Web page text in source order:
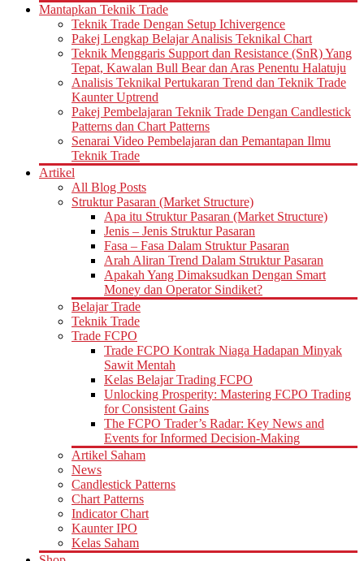
Mantapkan Teknik Trade
Teknik Trade Dengan Setup Ichivergence
Pakej Lengkap Belajar Analisis Teknikal Chart
Teknik Menggaris Support dan Resistance (SnR) Yang
Tepat, Kawalan Bull Bear dan Aras Penentu Halatuju
Analisis Teknikal Pertukaran Trend dan Teknik Trade
Kaunter Uptrend
Pakej Pembelajaran Teknik Trade Dengan Candlestick
Patterns dan Chart Patterns
Senarai Video Pembelajaran dan Pemantapan Ilmu
Teknik Trade
Artikel
All Blog Posts
Struktur Pasaran (Market Structure)
Apa itu Struktur Pasaran (Market Structure)
Jenis – Jenis Struktur Pasaran
Fasa – Fasa Dalam Struktur Pasaran
Arah Aliran Trend Dalam Struktur Pasaran
Apakah Yang Dimaksudkan Dengan Smart
Money dan Operator Sindiket?
Belajar Trade
Teknik Trade
Trade FCPO
Trade FCPO Kontrak Niaga Hadapan Minyak
Sawit Mentah
Kelas Belajar Trading FCPO
Unlocking Prosperity: Mastering FCPO Trading
for Consistent Gains
The FCPO Trader’s Radar: Key News and
Events for Informed Decision-Making
Artikel Saham
News
Candlestick Patterns
Chart Patterns
Indicator Chart
Kaunter IPO
Kelas Saham